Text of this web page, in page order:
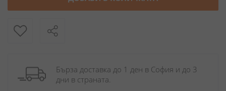
Бърза доставка до 1 ден в София и до 3
дни в страната.